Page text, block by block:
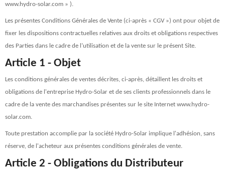
www.hydro-solar.com » ).
Les présentes Conditions Générales de Vente (ci-après « CGV ») ont pour objet de
fixer les dispositions contractuelles relatives aux droits et obligations respectives
des Parties dans le cadre de l’utilisation et de la vente sur le présent Site.
Article 1 - Objet
Les conditions générales de ventes décrites, ci-après, détaillent les droits et
obligations de l'entreprise Hydro-Solar et de ses clients professionnels dans le
cadre de la vente des marchandises présentes sur le site Internet www.hydro-
solar.com.
Toute prestation accomplie par la société Hydro-Solar implique l'adhésion, sans
réserve, de l'acheteur aux présentes conditions générales de vente.
Article 2 - Obligations du Distributeur